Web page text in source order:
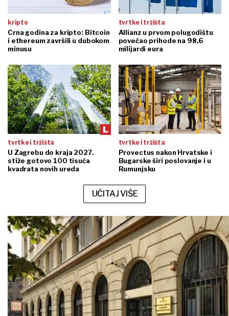
kripto
Crna godina za kripto: Bitcoin
i ethereum završili u dubokom
minusu
tvrtke i tržišta
Allianz u prvom polugodištu
povećao prihode na 98,6
milijardi eura
tvrtke i tržišta
U Zagrebu do kraja 2027.
stiže gotovo 100 tisuća
kvadrata novih ureda
tvrtke i tržišta
Provectus nakon Hrvatske i
Bugarske širi poslovanje i u
Rumunjsku
UČITAJ VIŠE